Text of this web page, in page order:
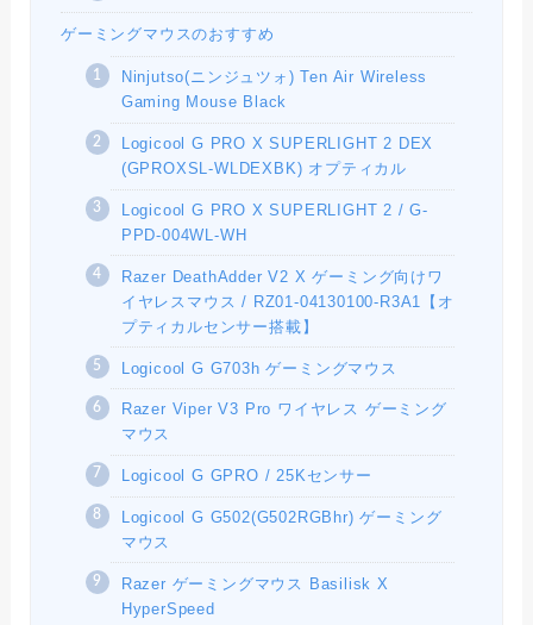
ゲーミングマウスのおすすめ
Ninjutso(ニンジュツォ) Ten Air Wireless
Gaming Mouse Black
Logicool G PRO X SUPERLIGHT 2 DEX
(GPROXSL-WLDEXBK) オプティカル
Logicool G PRO X SUPERLIGHT 2 / G-
PPD-004WL-WH
Razer DeathAdder V2 X ゲーミング向けワ
イヤレスマウス / RZ01-04130100-R3A1【オ
プティカルセンサー搭載】
Logicool G G703h ゲーミングマウス
Razer Viper V3 Pro ワイヤレス ゲーミング
マウス
Logicool G GPRO / 25Kセンサー
Logicool G G502(G502RGBhr) ゲーミング
マウス
Razer ゲーミングマウス Basilisk X
HyperSpeed